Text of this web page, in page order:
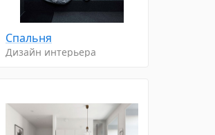
Спальня
Дизайн интерьера